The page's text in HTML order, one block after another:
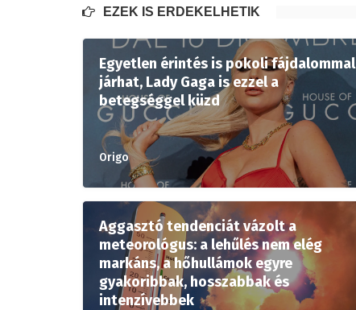
EZEK IS ÉRDEKELHETIK
Egyetlen érintés is pokoli fájdalommal
járhat, Lady Gaga is ezzel a
betegséggel küzd
Origo
Aggasztó tendenciát vázolt a
meteorológus: a lehűlés nem elég
markáns, a hőhullámok egyre
gyakoribbak, hosszabbak és
intenzívebbek